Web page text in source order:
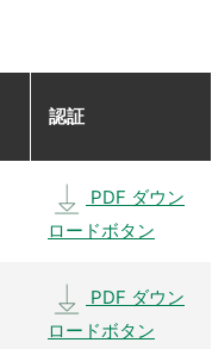
認証
PDF ダウン
ロードボタン
PDF ダウン
ロードボタン